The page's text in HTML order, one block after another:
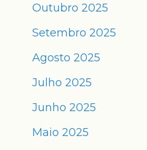
Outubro 2025
Setembro 2025
Agosto 2025
Julho 2025
Junho 2025
Maio 2025